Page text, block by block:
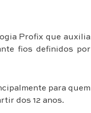
Profix que auxilia
fios definidos por
para quem
dos 12 anos.